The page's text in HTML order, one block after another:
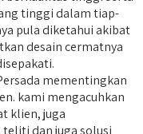
tinggi dalam tiap-
pula diketahui akibat
desain cermatnya
mementingkan
kami mengacuhkan
klien, juga
dan juga solusi